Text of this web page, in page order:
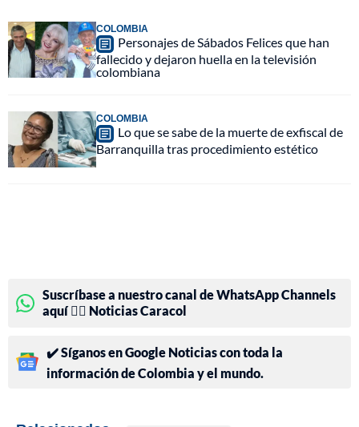
COLOMBIA
Personajes de Sábados Felices que han
fallecido y dejaron huella en la televisión
colombiana
COLOMBIA
Lo que se sabe de la muerte de exfiscal de
Barranquilla tras procedimiento estético
Suscríbase a nuestro canal de WhatsApp Channels
aquí 👉🏻 Noticias Caracol
✔️ Síganos en Google Noticias con toda la
información de Colombia y el mundo.